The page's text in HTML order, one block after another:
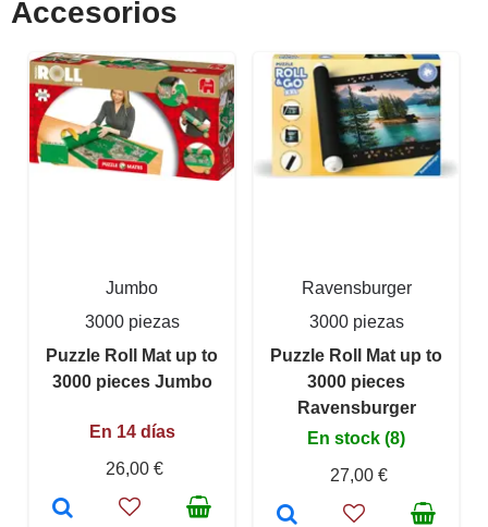
Accesorios
Jumbo
3000 piezas
Puzzle Roll Mat up to
3000 pieces Jumbo
En 14 días
26,00 €
Ravensburger
3000 piezas
Puzzle Roll Mat up to
3000 pieces
Ravensburger
En stock (8)
27,00 €